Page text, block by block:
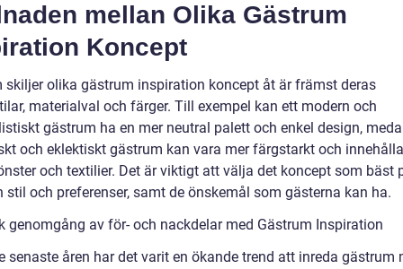
mellan Olika Gästrum
Koncept
skiljer olika gästrum inspiration koncept åt är främst deras
materialval och färger. Till exempel kan ett modern och
gästrum ha en mer neutral palett och enkel design,
och eklektiskt gästrum kan vara mer färgstarkt och
och textilier. Det är viktigt att välja det koncept som bäst
stil och preferenser, samt de önskemål som gästerna kan ha.
genomgång av för- och nackdelar med Gästrum Inspiration
senaste åren har det varit en ökande trend att inreda gästrum